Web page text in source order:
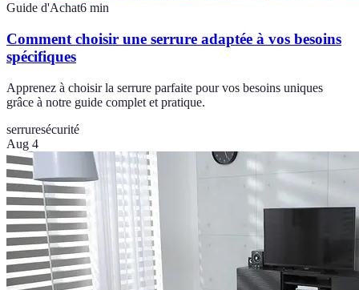
Guide d'Achat6 min
Comment choisir une serrure adaptée à vos besoins
spécifiques
Apprenez à choisir la serrure parfaite pour vos besoins uniques
grâce à notre guide complet et pratique.
serruresécurité
Aug 4